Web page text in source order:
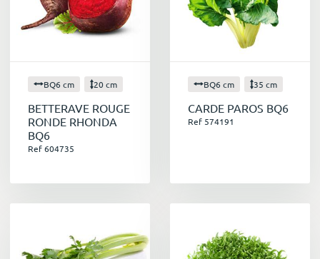
BQ6 cm 20 cm
BETTERAVE ROUGE
RONDE RHONDA
BQ6
Ref 604735
BQ6 cm 35 cm
CARDE PAROS BQ6
Ref 574191